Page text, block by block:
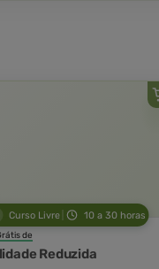
Curso Livre 10 a 30 horas
de
Reduzida